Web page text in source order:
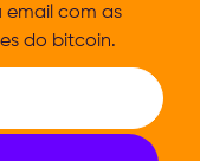
email com as
do bitcoin.